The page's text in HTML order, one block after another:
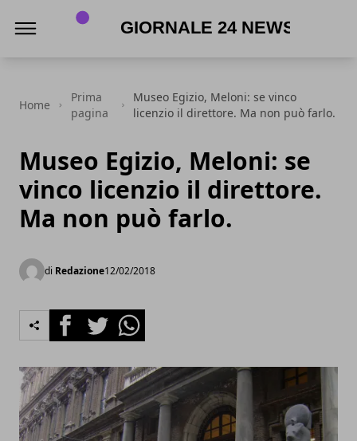
Home
Prima
pagina
Museo Egizio, Meloni: se vinco
licenzio il direttore. Ma non può farlo.
Museo Egizio, Meloni: se
vinco licenzio il direttore.
Ma non può farlo.
di Redazione12/02/2018
FacebookTwitterWhatsapp